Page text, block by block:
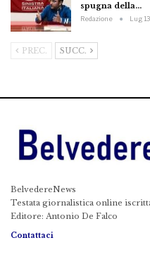
spugna della…
Redazione Lug
PREC. SUCC.
BelvedereNews
Testata giornalistica online
Editore: Antonio De Falco
Contattaci